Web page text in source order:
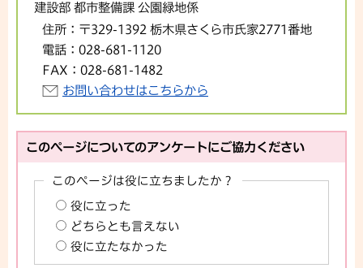
建設部 都市整備課 公園緑地係
住所： 〒329-1392 栃木県さくら市氏家2771番地
電話： 028-681-1120
FAX： 028-681-1482
お問い合わせはこちらから
このページについてのアンケートにご協力ください
このページは役に立ちましたか？
役に立った
どちらとも言えない
役に立たなかった